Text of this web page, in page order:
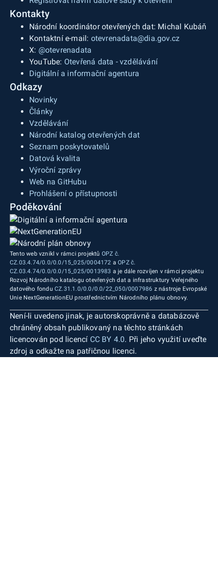
úpravy, nabízí denní a noční cyklus a zobrazení
ve 3D. Při vizualizaci více sad na jedné mapě má
každá unikátní zbarvení. Po kliknutí na bod v
mapě se zobrazí detailní informace. Nabízí
možnost zobrazení tabulky pro každou datovou
sadu, včetně možnosti kompletní úpravy jejího
rozhraní a sloupců.
Kontakty
Národní koordinátor otevřených dat: Michal Kubáň
Kontaktní e-mail: otevrenadata@dia.gov.cz
X: @otevrenadata
YouTube: Otevřená data - vzdělávání
Digitální a informační agentura
Odkazy
Novinky
Články
Vzdělávání
Národní katalog otevřených dat
Seznam poskytovatelů
Datová kvalita
Výroční zprávy
Web na GitHubu
Prohlášení o přístupnosti
Poděkování
Tento web vznikl v rámci projektů OPZ č.
CZ.03.4.74/0.0/0.0/15_025/0004172 aOPZ č.
CZ.03.4.74/0.0/0.0/15_025/0013983 a je dále rozvíjen v rámci projektu
Rozvoj Národního katalogu otevřených dat a infrastruktury Veřejného
datového fondu CZ.31.1.0/0.0/0.0/22_050/0007986 z nástroje Evropské
Unie NextGenerationEU prostřednictvím Národního plánu obnovy.
Není-li uvedeno jinak, je autorskoprávně a databázově
chráněný obsah publikovaný na těchto stránkách
licencován pod licencí CC BY 4.0. Při jeho využití uveďte
zdroj a odkažte na patřičnou licenci.